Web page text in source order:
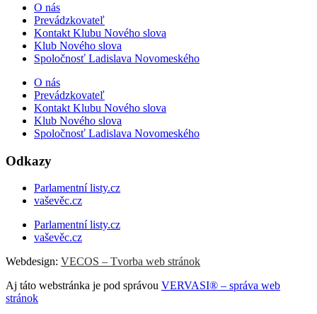
O nás
Prevádzkovateľ
Kontakt Klubu Nového slova
Klub Nového slova
Spoločnosť Ladislava Novomeského
O nás
Prevádzkovateľ
Kontakt Klubu Nového slova
Klub Nového slova
Spoločnosť Ladislava Novomeského
Odkazy
Parlamentní listy.cz
vaševěc.cz
Parlamentní listy.cz
vaševěc.cz
Webdesign: VECOS – Tvorba web stránok
Aj táto webstránka je pod správou VERVASI® – správa web
stránok